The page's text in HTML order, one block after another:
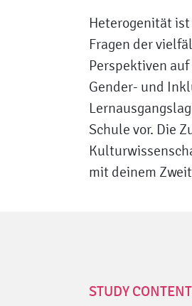
Heterogenität
Fragen der
Perspektiven
Gender- und
Schule vor. Die
mit deinem
STUDY